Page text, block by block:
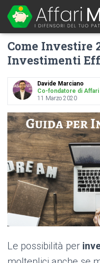
Come Investire
Investimenti
Davide Marciano
Co-fondatore di
11 Marzo 2020
Le possibilità per